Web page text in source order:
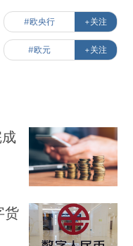
#欧央行 +关注
#欧元 +关注
货